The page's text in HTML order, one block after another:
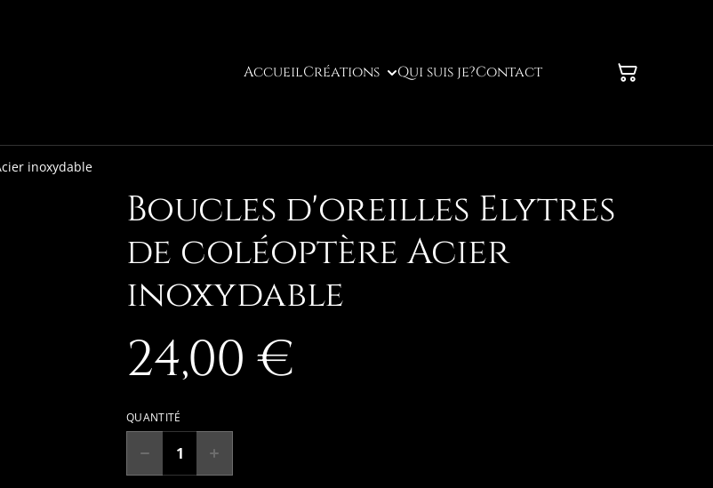
AccueilCréations Qui suis je?Contact
inoxydable
Boucles d'oreilles Elytres
de coléoptère Acier
inoxydable
24,00 €
QUANTITÉ